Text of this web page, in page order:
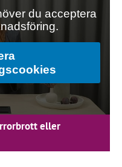
du acceptera
eller